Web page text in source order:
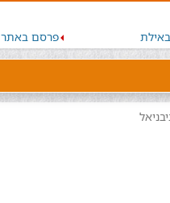
באילת פרסם באתר